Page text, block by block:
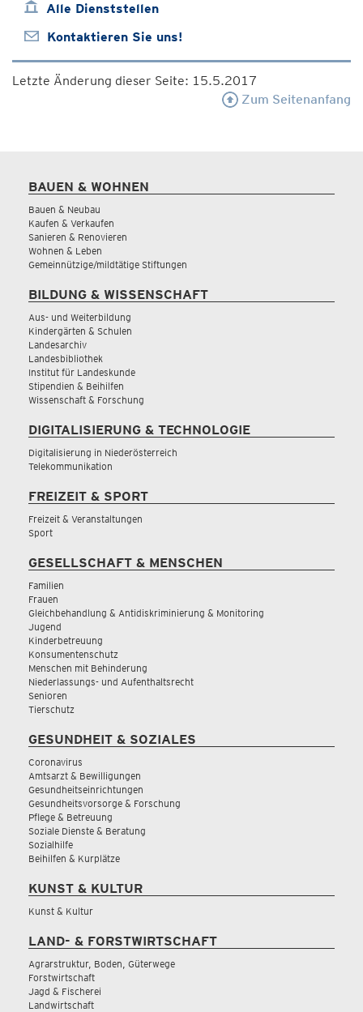
Alle Dienststellen
Kontaktieren Sie uns!
Letzte Änderung dieser Seite: 15.5.2017
Zum Seitenanfang
BAUEN & WOHNEN
Bauen & Neubau
Kaufen & Verkaufen
Sanieren & Renovieren
Wohnen & Leben
Gemeinnützige/mildtätige Stiftungen
BILDUNG & WISSENSCHAFT
Aus- und Weiterbildung
Kindergärten & Schulen
Landesarchiv
Landesbibliothek
Institut für Landeskunde
Stipendien & Beihilfen
Wissenschaft & Forschung
DIGITALISIERUNG & TECHNOLOGIE
Digitalisierung in Niederösterreich
Telekommunikation
FREIZEIT & SPORT
Freizeit & Veranstaltungen
Sport
GESELLSCHAFT & MENSCHEN
Familien
Frauen
Gleichbehandlung & Antidiskriminierung & Monitoring
Jugend
Kinderbetreuung
Konsumentenschutz
Menschen mit Behinderung
Niederlassungs- und Aufenthaltsrecht
Senioren
Tierschutz
GESUNDHEIT & SOZIALES
Coronavirus
Amtsarzt & Bewilligungen
Gesundheitseinrichtungen
Gesundheitsvorsorge & Forschung
Pflege & Betreuung
Soziale Dienste & Beratung
Sozialhilfe
Beihilfen & Kurplätze
KUNST & KULTUR
Kunst & Kultur
LAND- & FORSTWIRTSCHAFT
Agrarstruktur, Boden, Güterwege
Forstwirtschaft
Jagd & Fischerei
Landwirtschaft